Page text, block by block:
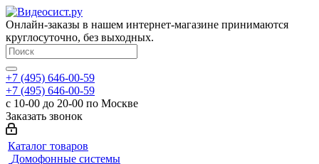
Онлайн-заказы в нашем интернет-магазине принимаются
круглосуточно, без выходных.
+7 (495) 646-00-59
+7 (495) 646-00-59
с 10-00 до 20-00 по Москве
Заказать звонок
Каталог товаров
Домофонные системы